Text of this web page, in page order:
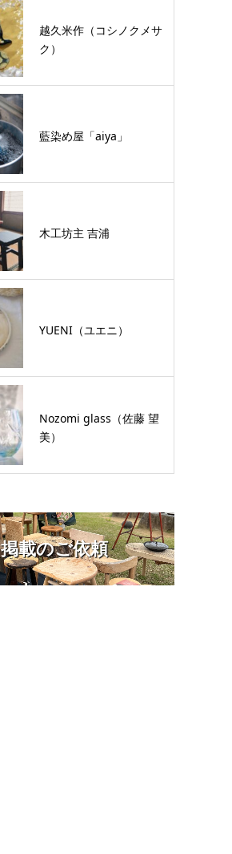
越久米作（コシノクメサ
ク）
藍染め屋「aiya」
木工坊主 吉浦
YUENI（ユエニ）
Nozomi glass（佐藤 望
美）
掲載のご依頼